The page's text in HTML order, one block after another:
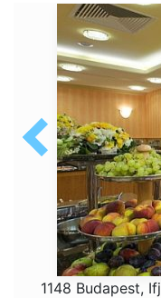
1148 Budapest,